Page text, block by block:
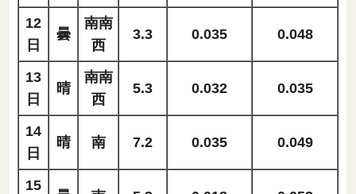
12
日
曇
南南
西
3.3 0.035 0.048
13
日
晴
南南
西
5.3 0.032 0.035
14
日
晴 南 7.2 0.035 0.049
15